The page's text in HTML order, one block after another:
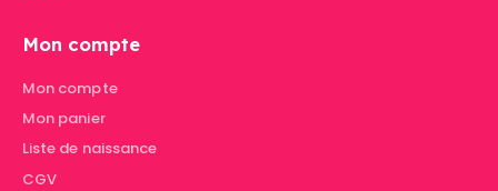
Mon compte
Mon compte
Mon panier
Liste de naissance
CGV